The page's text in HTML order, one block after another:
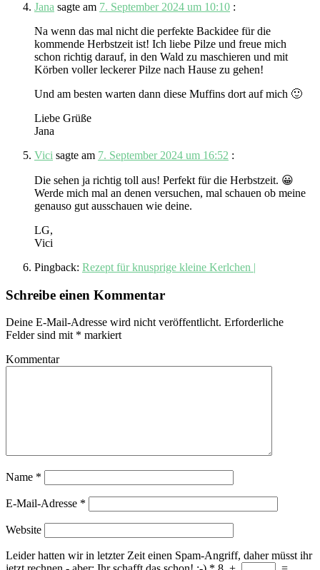
Jana sagte am 7. September 2024 um 10:10 :
Na wenn das mal nicht die perfekte Backidee für die
kommende Herbstzeit ist! Ich liebe Pilze und freue mich
schon richtig darauf, in den Wald zu maschieren und mit
Körben voller leckerer Pilze nach Hause zu gehen!
Und am besten warten dann diese Muffins dort auf mich 🙂
Liebe Grüße
Jana
Vici sagte am 7. September 2024 um 16:52 :
Die sehen ja richtig toll aus! Perfekt für die Herbstzeit. 😀
Werde mich mal an denen versuchen, mal schauen ob meine
genauso gut ausschauen wie deine.
LG,
Vici
Pingback: Rezept für knusprige kleine Kerlchen |
Schreibe einen Kommentar
Deine E-Mail-Adresse wird nicht veröffentlicht. Erforderliche
Felder sind mit * markiert
Kommentar
Name *
E-Mail-Adresse *
Website
Leider hatten wir in letzter Zeit einen Spam-Angriff, daher müsst ihr